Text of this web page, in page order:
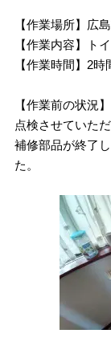
【作業場所】広
【作業内容】ト
【作業時間】2時
【作業前の状況】
点検させていた
補修部品が終了
た。